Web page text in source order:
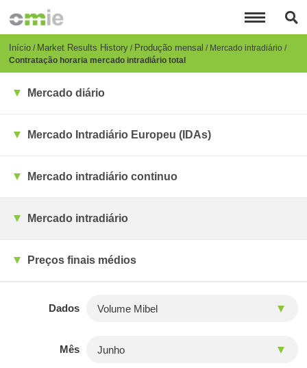
para
conteúdo
principal
Breadcrumb
Início Market Results History Produção mensal
Mercado intradiário
Contratação horaria mercado intradiário total
Mercado diário
Mercado Intradiário Europeu (IDAs)
Mercado intradiário continuo
Mercado intradiário
Preços finais médios
Dados
Mês